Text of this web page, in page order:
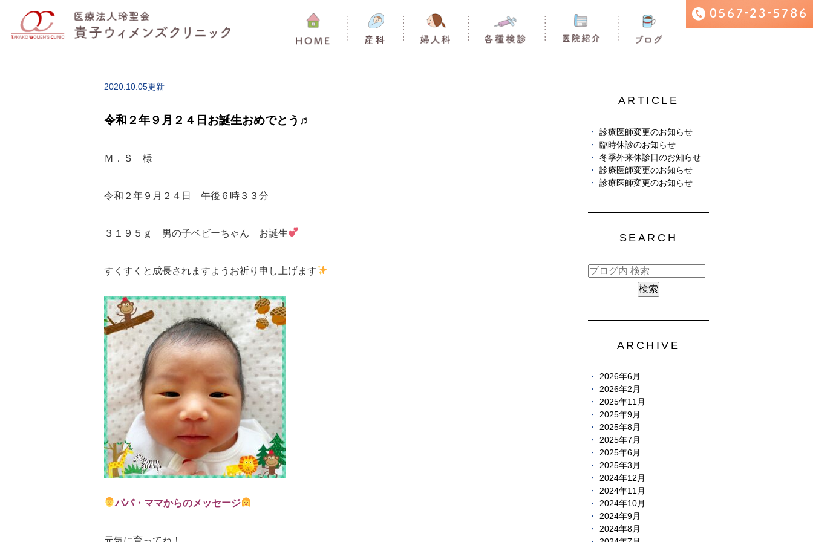
2020.10.05更新
令和２年９月２４日お誕生おめでとう♬
Ｍ．Ｓ 様
令和２年９月２４日 午後６時３３分
３１９５ｇ 男の子ベビーちゃん お誕生
すくすくと成長されますようお祈り申し上げます
パパ・ママからのメッセージ
ARTICLE
診療医師変更のお知らせ
臨時休診のお知らせ
冬季外来休診日のお知らせ
診療医師変更のお知らせ
診療医師変更のお知らせ
SEARCH
ARCHIVE
2026年6月
2026年2月
2025年11月
2025年9月
2025年8月
2025年7月
2025年6月
2025年3月
2024年12月
2024年11月
2024年10月
2024年9月
2024年8月